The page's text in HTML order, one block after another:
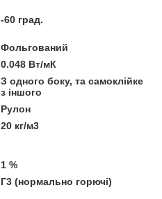
-60 град.
Фольгований
0.048 Вт/мК
З одного боку, та самоклійке
з іншого
Рулон
20 кг/м3
1 %
Г3 (нормально горючі)